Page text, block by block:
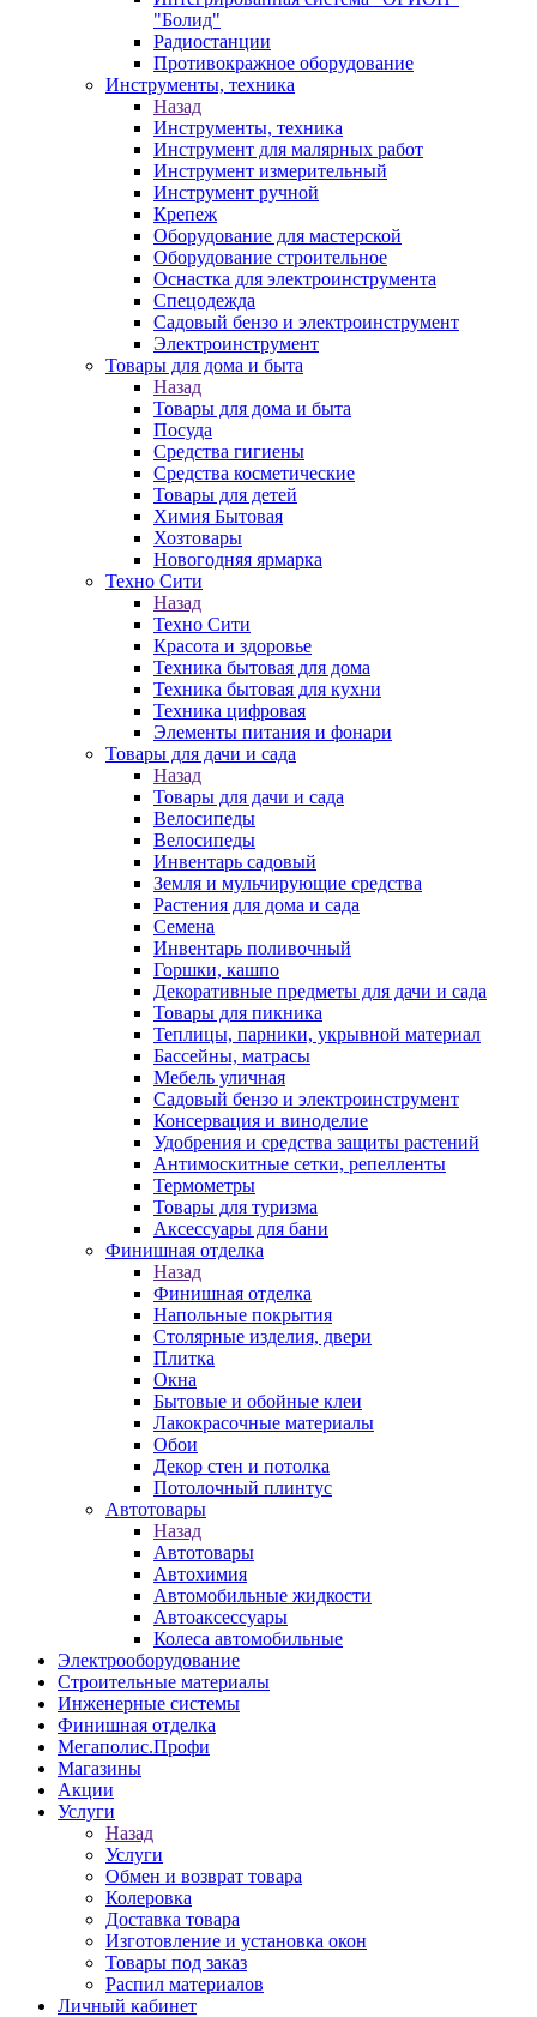
"Болид"
Радиостанции
Противокражное оборудование
Инструменты, техника
Назад
Инструменты, техника
Инструмент для малярных работ
Инструмент измерительный
Инструмент ручной
Крепеж
Оборудование для мастерской
Оборудование строительное
Оснастка для электроинструмента
Спецодежда
Садовый бензо и электроинструмент
Электроинструмент
Товары для дома и быта
Назад
Товары для дома и быта
Посуда
Средства гигиены
Средства косметические
Товары для детей
Химия Бытовая
Хозтовары
Новогодняя ярмарка
Техно Сити
Назад
Техно Сити
Красота и здоровье
Техника бытовая для дома
Техника бытовая для кухни
Техника цифровая
Элементы питания и фонари
Товары для дачи и сада
Назад
Товары для дачи и сада
Велосипеды
Велосипеды
Инвентарь садовый
Земля и мульчирующие средства
Растения для дома и сада
Семена
Инвентарь поливочный
Горшки, кашпо
Декоративные предметы для дачи и сада
Товары для пикника
Теплицы, парники, укрывной материал
Бассейны, матрасы
Мебель уличная
Садовый бензо и электроинструмент
Консервация и виноделие
Удобрения и средства защиты растений
Антимоскитные сетки, репелленты
Термометры
Товары для туризма
Аксессуары для бани
Финишная отделка
Назад
Финишная отделка
Напольные покрытия
Столярные изделия, двери
Плитка
Окна
Бытовые и обойные клеи
Лакокрасочные материалы
Обои
Декор стен и потолка
Потолочный плинтус
Автотовары
Назад
Автотовары
Автохимия
Автомобильные жидкости
Автоаксессуары
Колеса автомобильные
Электрооборудование
Строительные материалы
Инженерные системы
Финишная отделка
Мегаполис.Профи
Магазины
Акции
Услуги
Назад
Услуги
Обмен и возврат товара
Колеровка
Доставка товара
Изготовление и установка окон
Товары под заказ
Распил материалов
Личный кабинет